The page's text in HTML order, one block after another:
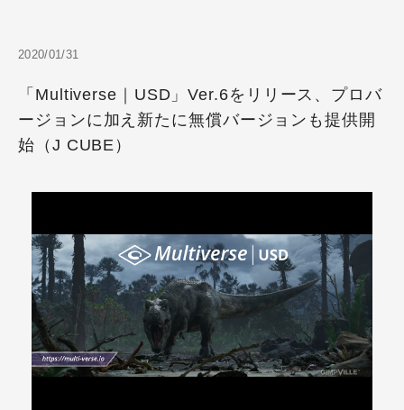
2020/01/31
「Multiverse｜USD」Ver.6をリリース、プロバ
ージョンに加え新たに無償バージョンも提供開
始（J CUBE）